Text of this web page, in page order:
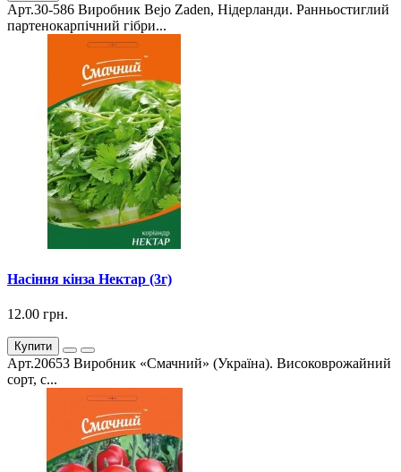
Арт.30-586 Виробник Bejo Zaden, Нідерланди. Ранньостиглий
партенокарпічний гібри...
Насіння кінза Нектар (3г)
12.00 грн.
Купити
Арт.20653 Виробник «Смачний» (Україна). Високоврожайний
сорт, с...